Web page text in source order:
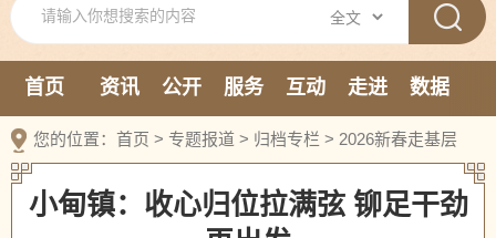
首页 资讯 公开 服务 互动 走进
数据
新媒体
您的位置： 首页 > 专题报道 > 归档专栏 > 2026新春走基层
小甸镇：收心归位拉满弦 铆足干劲